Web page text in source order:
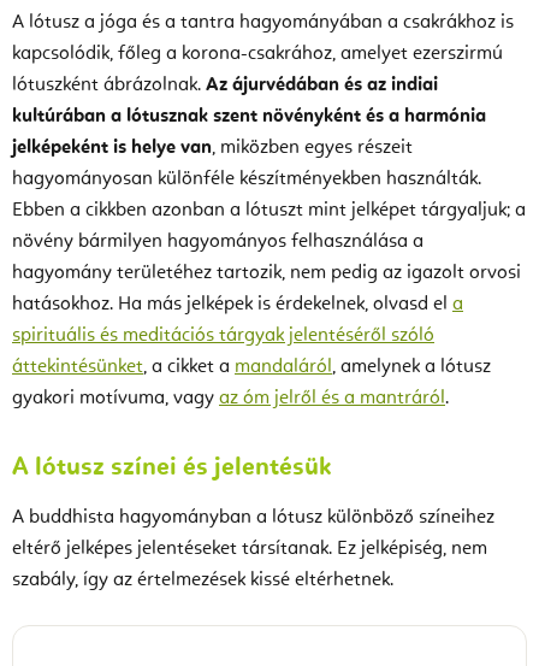
A lótusz a jóga és a tantra hagyományában a csakrákhoz is
kapcsolódik, főleg a korona-csakrához, amelyet ezerszirmú
lótuszként ábrázolnak. Az ájurvédában és az indiai
kultúrában a lótusznak szent növényként és a harmónia
jelképeként is helye van, miközben egyes részeit
hagyományosan különféle készítményekben használták.
Ebben a cikkben azonban a lótuszt mint jelképet tárgyaljuk; a
növény bármilyen hagyományos felhasználása a
hagyomány területéhez tartozik, nem pedig az igazolt orvosi
hatásokhoz. Ha más jelképek is érdekelnek, olvasd el a
spirituális és meditációs tárgyak jelentéséről szóló
áttekintésünket, a cikket a mandaláról, amelynek a lótusz
gyakori motívuma, vagy az óm jelről és a mantráról.
A lótusz színei és jelentésük
A buddhista hagyományban a lótusz különböző színeihez
eltérő jelképes jelentéseket társítanak. Ez jelképiség, nem
szabály, így az értelmezések kissé eltérhetnek.